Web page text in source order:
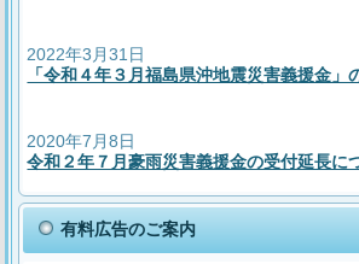
2022年3月31日
「令和４年３月福島県沖地震災害義援金」
2020年7月8日
令和２年７月豪雨災害義援金の受付延長に
有料広告のご案内